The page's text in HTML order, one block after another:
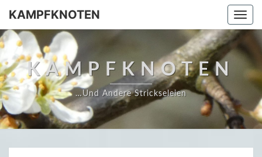
Skip
content
KAMPFKNOTEN
KAMPFKNOTEN
…und Andere Strickseleien